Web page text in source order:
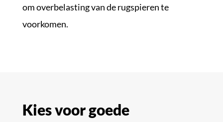
om overbelasting van de rugspieren te
voorkomen.
Kies voor goede